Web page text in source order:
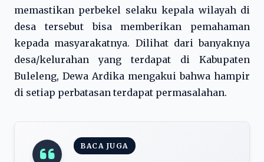
memastikan perbekel selaku kepala wilayah di
desa tersebut bisa memberikan pemahaman
kepada masyarakatnya. Dilihat dari banyaknya
desa/kelurahan yang terdapat di Kabupaten
Buleleng, Dewa Ardika mengakui bahwa hampir
di setiap perbatasan terdapat permasalahan.
BACA JUGA